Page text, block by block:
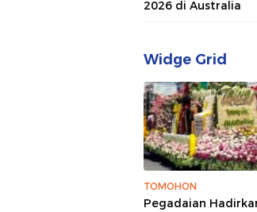
2026 di Australia
Widge Grid
TOMOHON
Pegadaian